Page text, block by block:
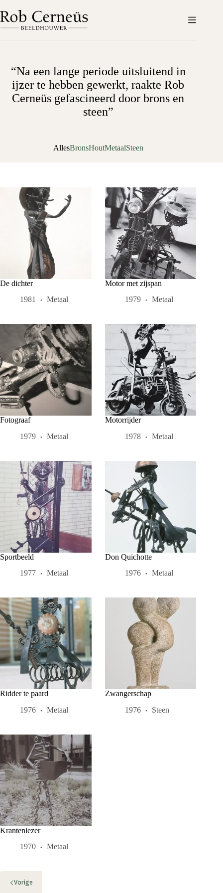
naar
de
inhoud
“Na een lange periode uitsluitend in
ijzer te hebben gewerkt, raakte Rob
Cerneüs gefascineerd door brons en
steen”
AllesBronsHoutMetaalSteen
De dichter
1981
Metaal
Motor met zijspan
1979
Metaal
Fotograaf
1979
Metaal
Motorrijder
1978
Metaal
Sportbeeld
1977
Metaal
Don Quichotte
1976
Metaal
Ridder te paard
1976
Metaal
Zwangerschap
1976
Steen
Krantenlezer
1970
Metaal
Vorige